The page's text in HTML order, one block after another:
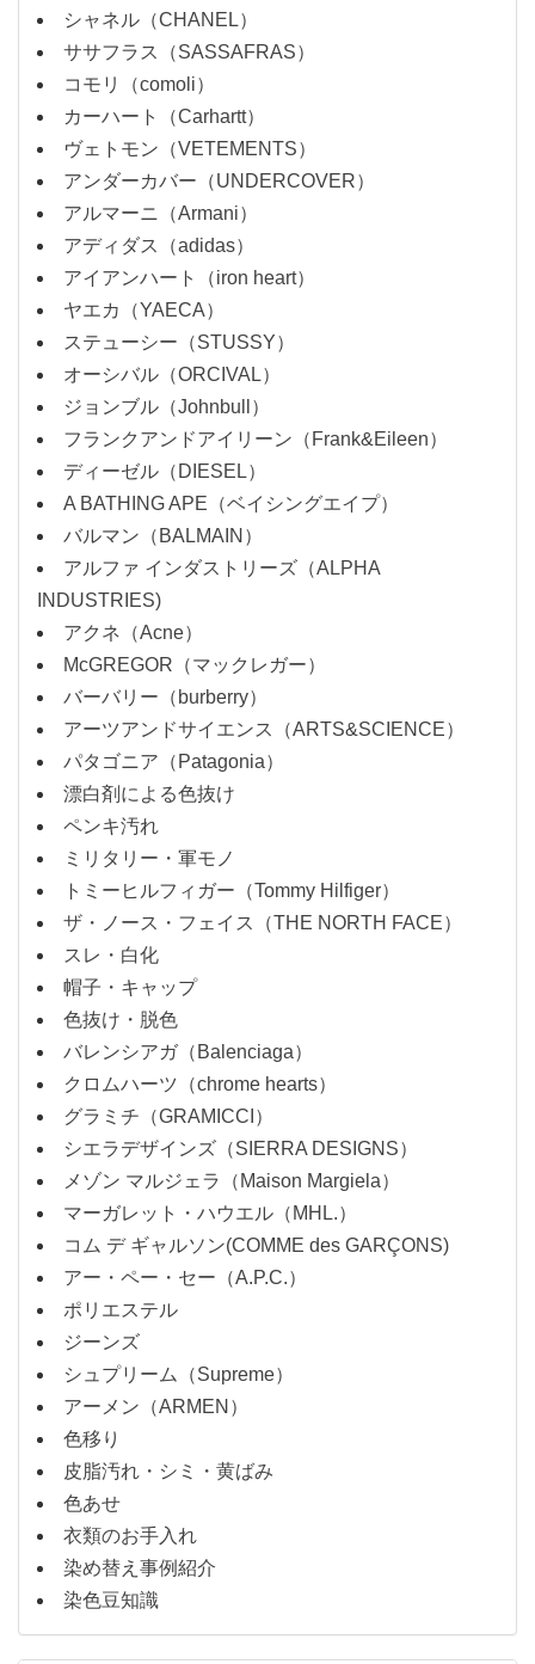
シャネル（CHANEL）
ササフラス（SASSAFRAS）
コモリ（comoli）
カーハート（Carhartt）
ヴェトモン（VETEMENTS）
アンダーカバー（UNDERCOVER）
アルマーニ（Armani）
アディダス（adidas）
アイアンハート（iron heart）
ヤエカ（YAECA）
ステューシー（STUSSY）
オーシバル（ORCIVAL）
ジョンブル（Johnbull）
フランクアンドアイリーン（Frank&Eileen）
ディーゼル（DIESEL）
A BATHING APE（ベイシングエイプ）
バルマン（BALMAIN）
アルファ インダストリーズ（ALPHA
INDUSTRIES)
アクネ（Acne）
McGREGOR（マックレガー）
バーバリー（burberry）
アーツアンドサイエンス（ARTS&SCIENCE）
パタゴニア（Patagonia）
漂白剤による色抜け
ペンキ汚れ
ミリタリー・軍モノ
トミーヒルフィガー（Tommy Hilfiger）
ザ・ノース・フェイス（THE NORTH FACE）
スレ・白化
帽子・キャップ
色抜け・脱色
バレンシアガ（Balenciaga）
クロムハーツ（chrome hearts）
グラミチ（GRAMICCI）
シエラデザインズ（SIERRA DESIGNS）
メゾン マルジェラ（Maison Margiela）
マーガレット・ハウエル（MHL.）
コム デ ギャルソン(COMME des GARÇONS)
アー・ペー・セー（A.P.C.）
ポリエステル
ジーンズ
シュプリーム（Supreme）
アーメン（ARMEN）
色移り
皮脂汚れ・シミ・黄ばみ
色あせ
衣類のお手入れ
染め替え事例紹介
染色豆知識